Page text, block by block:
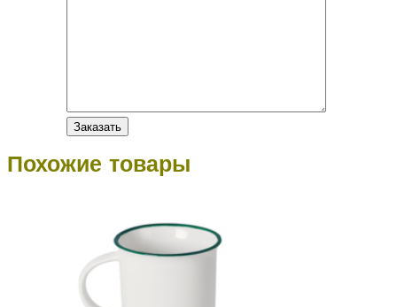
Похожие товары